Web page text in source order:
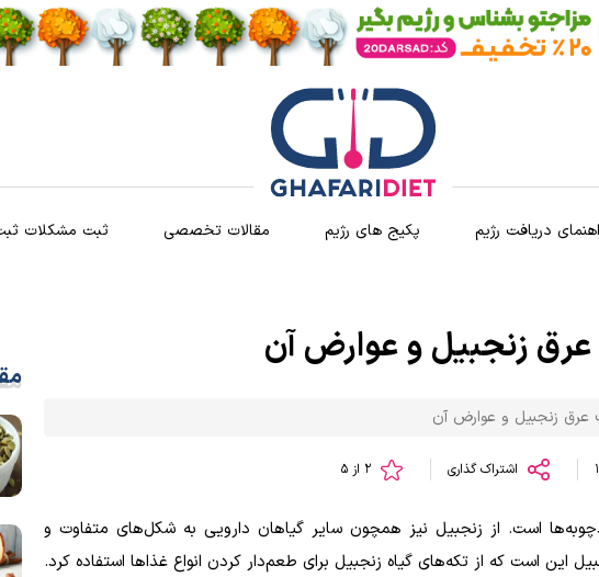
دریافت رژیم پکیج های رژیم مقالات تخصصی ثبت مشکلات
زنجبیل و عوارض آن
عرق زنجبیل و عوارض آن
اشتراک گذاری
است. از زنجبیل نیز همچون سایر گیاهان دارویی به شکل‌های متفاوت و
این است که از تکه‌های گیاه زنجبیل برای طعم‌دار کردن انواع غذا‌ها استفاده کرد.